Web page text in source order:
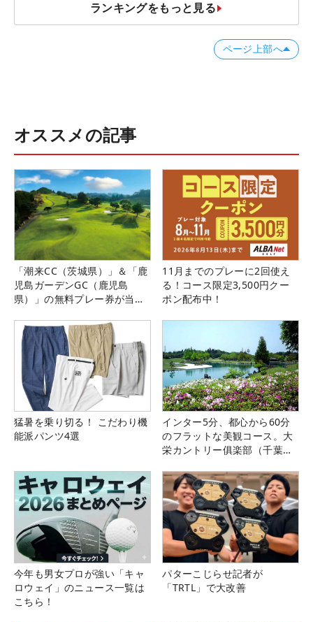
ランキングをもっと見る
ページ上部へ
オススメの記事
「潮来CC（茨城県）」＆「鹿
児島ガーデンGC（鹿児島
県）」の無料プレー券が当た
11月までのプレーに2回使え
る！コース限定3,500円クー
ポン配布中！
猛暑を乗り切る！ こだわり機
能派パンツ4選
インター5分、都心から60分
のフラットな美観コース。大
栄カントリー俱楽部（千葉
今年も男女プロが強い「キャ
ロウェイ」のニュース一覧は
こちら！
パターこじらせ記者が
「TRTL」で大改善